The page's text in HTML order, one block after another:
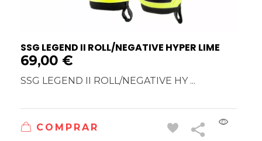
SSG LEGEND II ROLL/NEGATIVE HYPER LIME
69,00 €
SSG LEGEND II ROLL/NEGATIVE HY ...
COMPRAR